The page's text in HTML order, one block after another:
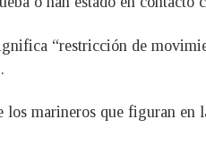
“restricción de
los marineros que figuran en